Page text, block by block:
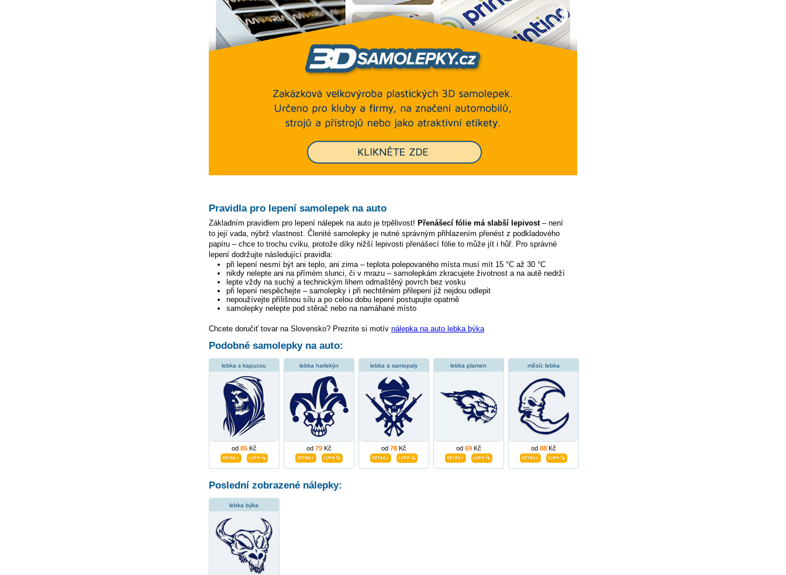
Pravidla pro lepení samolepek na auto
Základním pravidlem pro lepení nálepek na auto je trpělivost! Přenášecí fólie má slabší lepivost– není
to její vada, nýbrž vlastnost. Členité samolepky je nutné správným přihlazením přenést z podkladového
papíru – chce to trochu cviku, protože díky nižší lepivosti přenášecí fólie to může jít i hůř. Pro správné
lepení dodržujte následující pravidla:
při lepení nesmí být ani teplo, ani zima – teplota polepovaného místa musí mít 15 °C až 30 °C
nikdy nelepte ani na přímém slunci, či v mrazu – samolepkám zkracujete životnost a na autě nedrží
lepte vždy na suchý a technickým lihem odmaštěný povrch bez vosku
při lepení nespěchejte – samolepky i při nechtěném přilepení již nejdou odlepit
nepoužívejte přílišnou sílu a po celou dobu lepení postupujte opatrně
samolepky nelepte pod stěrač nebo na namáhané místo
Chcete doručiť tovar na Slovensko? Prezrite si motív nálepka na auto lebka býka
Podobné samolepky na auto:
lebka s kapucou
od 85Kč
lebka harlekýn
od 79Kč
lebka a samopaly
od 78Kč
lebka plamen
od 69Kč
měsíc lebka
od 88Kč
Poslední zobrazené nálepky:
lebka býka